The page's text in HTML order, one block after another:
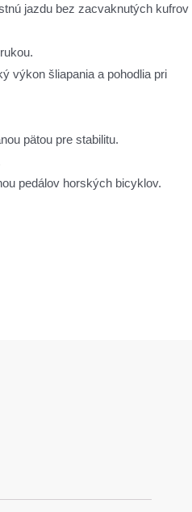
jazdu bez zacvaknutých kufrov
výkon šliapania a pohodlia pri
pätou pre stabilitu.
pedálov horských bicyklov.